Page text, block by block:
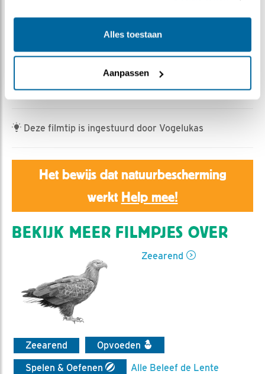
Alles toestaan
Aanpassen
Vijf weken oud zijn ze nu. Onhandige, logge beesten.
Niks kuuks, kippen op weg naar kalkoen.
Maar er gloort hoop. Oefening baart kunst. En
elegantie. Let maar op.
Deze filmtip is ingestuurd door Vogelukas
Het bewijs dat natuurbescherming
werkt Help mee!
BEKIJK MEER FILMPJES OVER
Zeearend
Zeearend
Opvoeden
Spelen & Oefenen
Alle Beleef de Lente